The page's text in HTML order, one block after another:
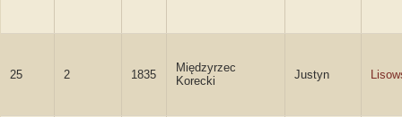
25 2 1835
Międzyrzec
Korecki
Justyn